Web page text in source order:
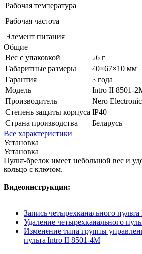
Рабочая температура
Рабочая частота
Элемент питания
Общие
Вес с упаковкой
26 г
Габаритные размеры
40×67×10 мм
Гарантия
3 года
Модель
Intro II 8501-
Производитель
Nero
Степень защиты корпуса IP40
Страна производства
Беларусь
Все характеристики
Установка
Установка
Пульт-брелок имеет небольшой вес и
кольцо с ключом.
Видеоинструкции:
Запись четырехканального
Удаление четырехканального
Изменение типа группы
пульта Intro II 8501-4M